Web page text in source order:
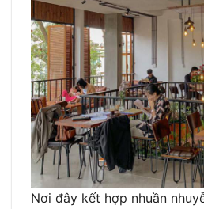
Nơi đây kết hợp nhuần